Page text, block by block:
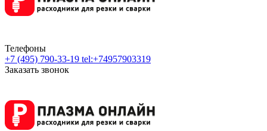
Телефоны
+7 (495) 790-33-19 tel:+74957903319
Заказать звонок